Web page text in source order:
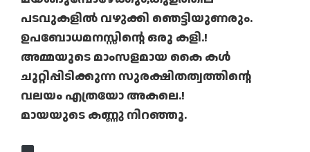
പടവുകളിൽ വഴുക്കി ഞെട്ടിയുണരും.
ഉപബോധമനസ്സിന്റെ ഒരു കളി.!
അമ്മയുടെ മാംസളമായ കൈ കൾ
ചുറ്റിപ്പിടിക്കുന്ന സുരക്ഷിതത്വത്തിന്റെ
വലയം എത്രയോ അകലെ.!
മായയുടെ കണ്ണു നിറഞ്ഞു.